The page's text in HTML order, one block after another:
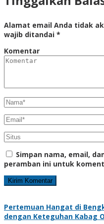
Alamat email Anda tidak
wajib ditandai *
Komentar
Simpan nama, email,
peramban ini untuk
Pertemuan Hangat di
dengan Keteguhan Kabag